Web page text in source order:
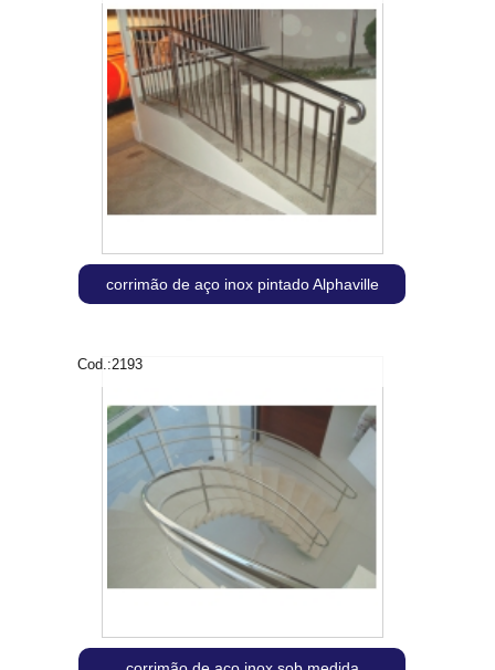
corrimão de aço inox pintado Alphaville
Cod.:2193